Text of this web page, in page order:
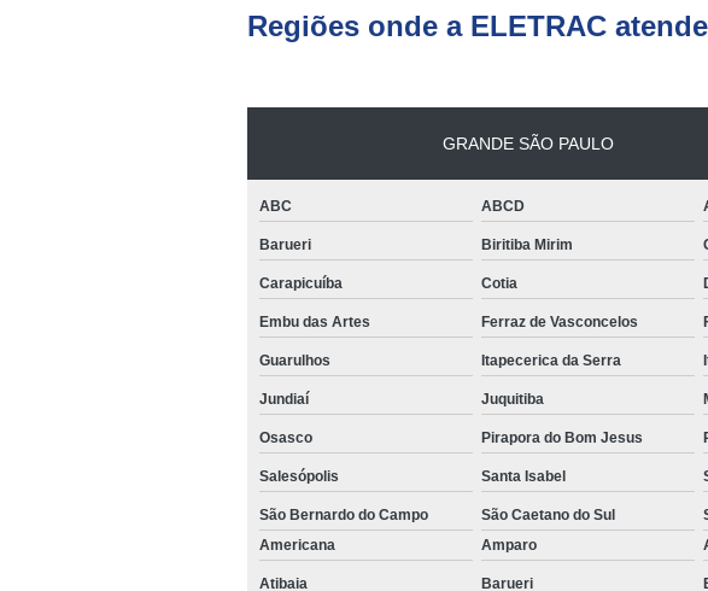
Regiões onde a ELETRAC
GRANDE SÃO PAULO
ABC ABCD
Barueri Biritiba Mirim
Carapicuíba Cotia
Embu das Artes Ferraz de Vasconcelos
Guarulhos Itapecerica da Serra
Jundiaí Juquitiba
Osasco Pirapora do Bom Jesus
Salesópolis Santa Isabel
São Bernardo do Campo São Caetano do Sul
Americana
Amparo
Atibaia Barueri